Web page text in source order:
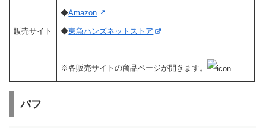
販売サイト
◆Amazon
◆東急ハンズネットストア
※各販売サイトの商品ページが開きます。
パフ